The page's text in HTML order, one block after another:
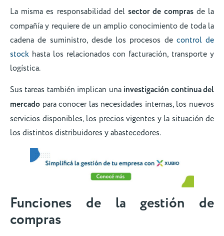
La misma es responsabilidad delsector de comprasde la
compañía y requiere de un amplio conocimiento de toda la
cadena de suministro, desde los procesos de control de
stock hasta los relacionados con facturación, transporte y
logística.
Sus tareas también implican una investigación continua del
mercado para conocer las necesidades internas, los nuevos
servicios disponibles, los precios vigentes y la situación de
los distintos distribuidores y abastecedores.
Funciones de la gestión de
compras